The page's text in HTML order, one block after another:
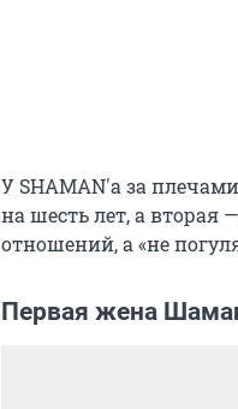
У SHAMAN'а за
на шесть лет, а вторая
отношений, а «не
Первая жена